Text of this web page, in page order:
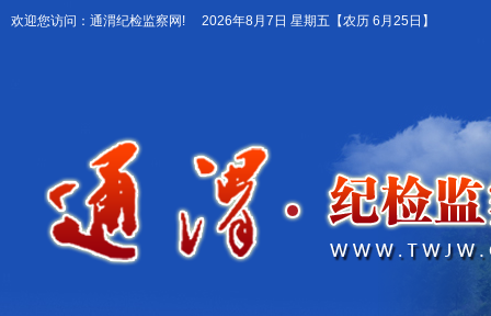
欢迎您访问：通渭纪检监察网! 2026年8月7日 星期五 【农历 6月25日】